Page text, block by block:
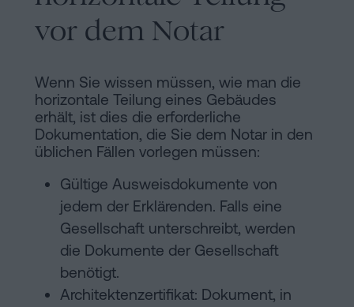
vor dem Notar
Wenn Sie wissen müssen, wie man die
horizontale Teilung eines Gebäudes
erhält, ist dies die erforderliche
Dokumentation, die Sie dem Notar in den
üblichen Fällen vorlegen müssen:
Gültige Ausweisdokumente von
jedem der Erklärenden. Falls eine
Gesellschaft unterschreibt, werden
die Dokumente der Gesellschaft
benötigt.
Architektenzertifikat: Dokument, in